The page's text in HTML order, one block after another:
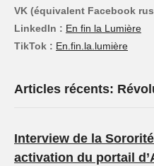
VK (équivalent Facebook
LinkedIn : En fin la Lumière
TikTok : En.fin.la.lumière
Articles récents:
Interview de la
activation du portail